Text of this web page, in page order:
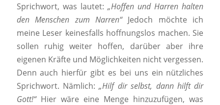
Sprichwort, was lautet: „Hoffen und Harren halten
den Menschen zum Narren“Jedoch möchte ich
meine Leser keinesfalls hoffnungslos machen. Sie
sollen ruhig weiter hoffen, darüber aber ihre
eigenen Kräfte und Möglichkeiten nicht vergessen.
Denn auch hierfür gibt es bei uns ein nützliches
Sprichwort. Nämlich: „Hilf dir selbst, dann hilft dir
Gott!“Hier wäre eine Menge hinzuzufügen, was